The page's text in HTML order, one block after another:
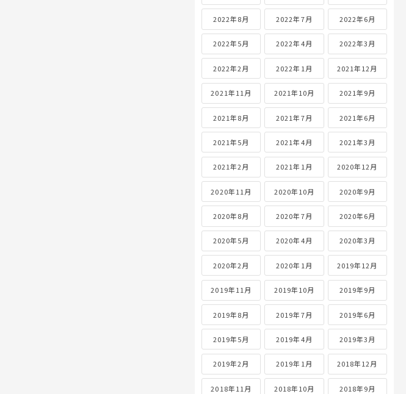
2022年8月 2022年7月 2022年6月
2022年5月 2022年4月 2022年3月
2022年2月 2022年1月 2021年12月
2021年11月 2021年10月 2021年9月
2021年8月 2021年7月 2021年6月
2021年5月 2021年4月 2021年3月
2021年2月 2021年1月 2020年12月
2020年11月 2020年10月 2020年9月
2020年8月 2020年7月 2020年6月
2020年5月 2020年4月 2020年3月
2020年2月 2020年1月 2019年12月
2019年11月 2019年10月 2019年9月
2019年8月 2019年7月 2019年6月
2019年5月 2019年4月 2019年3月
2019年2月 2019年1月 2018年12月
2018年11月 2018年10月 2018年9月